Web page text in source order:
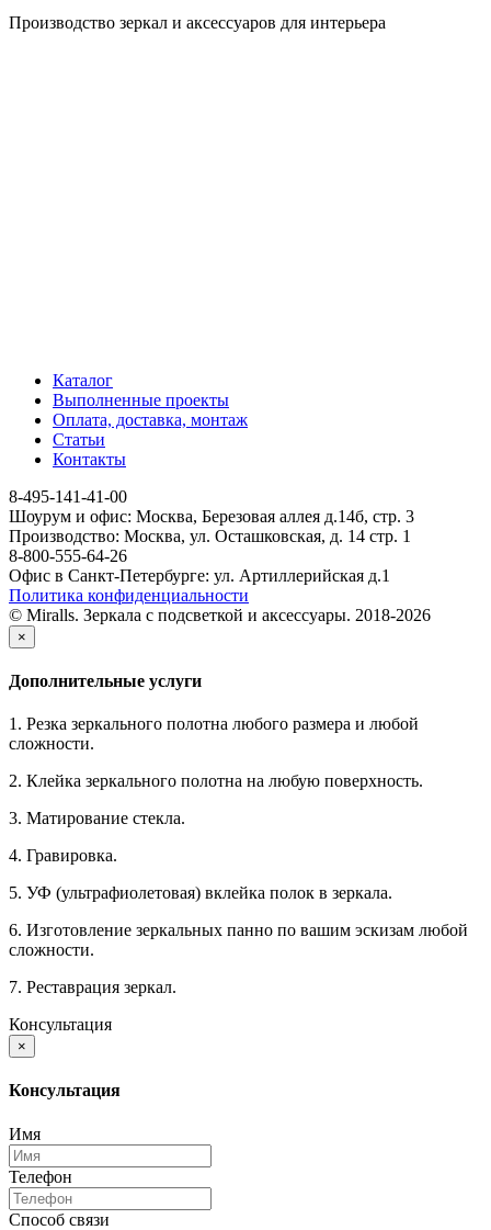
Производство зеркал и аксессуаров для интерьера
Каталог
Выполненные проекты
Оплата, доставка, монтаж
Статьи
Контакты
8-495-141-41-00
Шоурум и офис: Москва, Березовая аллея д.14б, стр. 3
Производство: Москва, ул. Осташковская, д. 14 стр. 1
8-800-555-64-26
Офис в Санкт-Петербурге: ул. Артиллерийская д.1
Политика конфиденциальности
© Miralls. Зеркала с подсветкой и аксессуары. 2018-2026
×
Дополнительные услуги
1. Резка зеркального полотна любого размера и любой
сложности.
2. Клейка зеркального полотна на любую поверхность.
3. Матирование стекла.
4. Гравировка.
5. УФ (ультрафиолетовая) вклейка полок в зеркала.
6. Изготовление зеркальных панно по вашим эскизам любой
сложности.
7. Реставрация зеркал.
Консультация
×
Консультация
Имя
Телефон
Способ связи